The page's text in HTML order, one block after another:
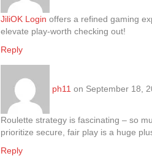
JiliOK Login offers a refined gaming
elevate play-worth checking out!
Reply
ph11 on September 18,
Roulette strategy is fascinating – so
prioritize secure, fair play is a huge
Reply